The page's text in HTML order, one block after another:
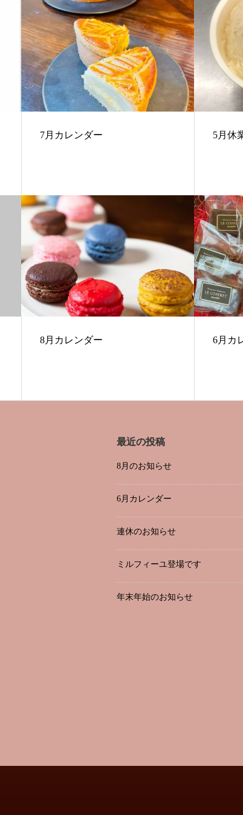
7月カレンダー 5月休
8月カレンダー 6月カ
最近の投稿
8月のお知らせ
6月カレンダー
連休のお知らせ
ミルフィーユ登場です
年末年始のお知らせ